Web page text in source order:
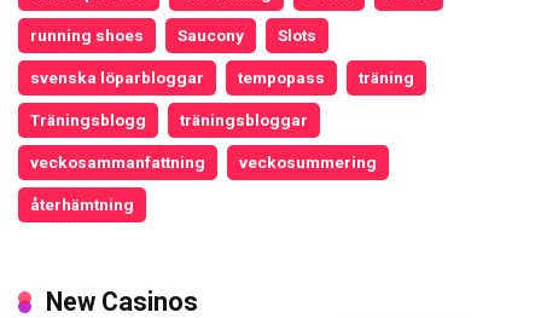
running shoes Saucony Slots
svenska löparbloggar tempopass träning
Träningsblogg träningsbloggar
veckosammanfattning veckosummering
återhämtning
New Casinos